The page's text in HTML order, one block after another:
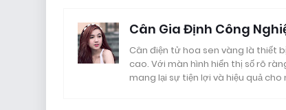
Cân Gia Định Công
Cân điện tử hoa sen vàng là thiết
cao. Với màn hình hiển thị số rõ
mang lại sự tiện lợi và hiệu quả cho